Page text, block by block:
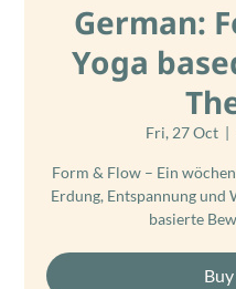
German:
Yoga
Fri, 27 Oct
  |
Form & Flow – Ein
Erdung, Entspannung und
basierte